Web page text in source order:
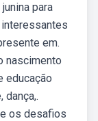
para
em.
nascimento
educação
dança,.
os desafios